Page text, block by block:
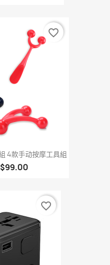
4款手动按摩工具組
$99.00
favorite_border
favorite_border